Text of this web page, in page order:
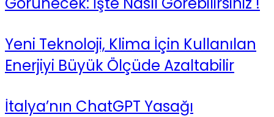
Yeni Teknoloji, Klima İçin Kullanılan
Enerjiyi Büyük Ölçüde Azaltabilir
İtalya’nın ChatGPT Yasağı